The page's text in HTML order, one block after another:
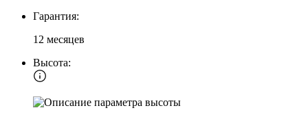
Гарантия:
12 месяцев
Высота: